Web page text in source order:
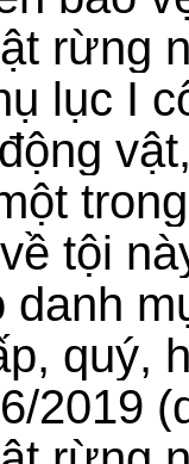
rừng
lục I
tội
danh
quý,
2019